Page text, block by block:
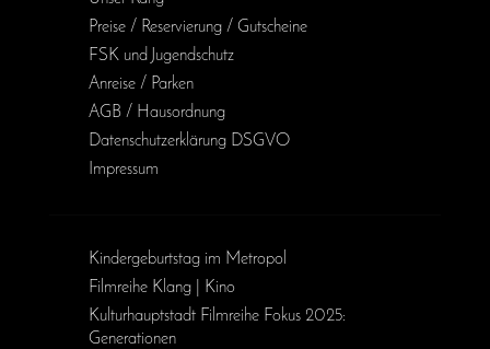
Preise / Reservierung / Gutscheine
FSK und Jugendschutz
Anreise / Parken
AGB / Haus­ordnung
Daten­schutz­erklärung DSGVO
Impressum
Kinder­geburts­tag im Metropol
Filmreihe Klang | Kino
Kulturhauptstadt Filmreihe Fokus 2025:
Generationen